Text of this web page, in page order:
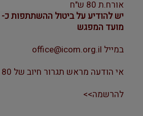
אורח.ת 80 ש"ח
מועד המפגש
במייל office@icom.org.il
אי הודעה מראש תגרור חיוב של 80 ש"ח
להרשמה>>